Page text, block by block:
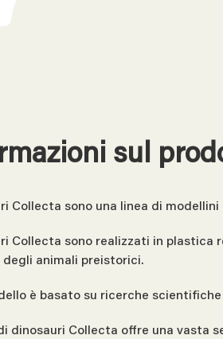
sul
Collecta sono una linea di
Collecta sono realizzati in
animali preistorici.
è basato su ricerche
dinosauri Collecta offre una vasta